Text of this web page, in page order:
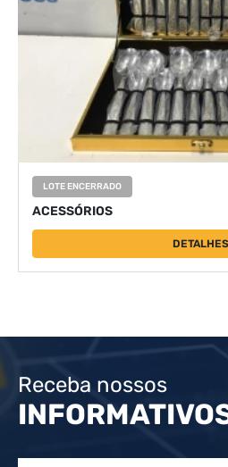
LOTE ENCERRADO
ACESSÓRIOS
DETALHES
Receba nossos